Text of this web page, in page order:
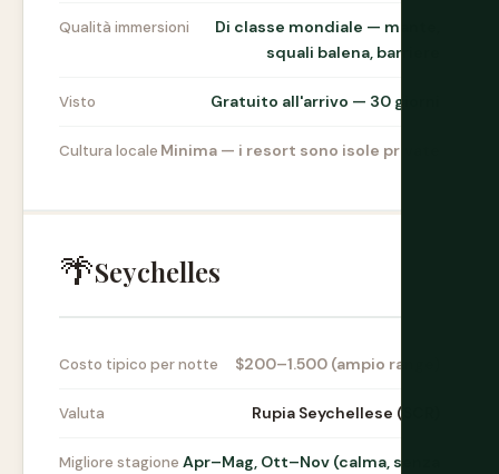
Qualità immersioni
Di classe mondiale — mante,
squali balena, barriere
Visto Gratuito all'arrivo — 30 giorni
Cultura locale Minima — i resort sono isole private
🌴Seychelles
Costo tipico per notte $200–1.500 (ampio range)
Valuta Rupia Seychellese (SCR)
Migliore stagione Apr–Mag, Ott–Nov (calma, senza